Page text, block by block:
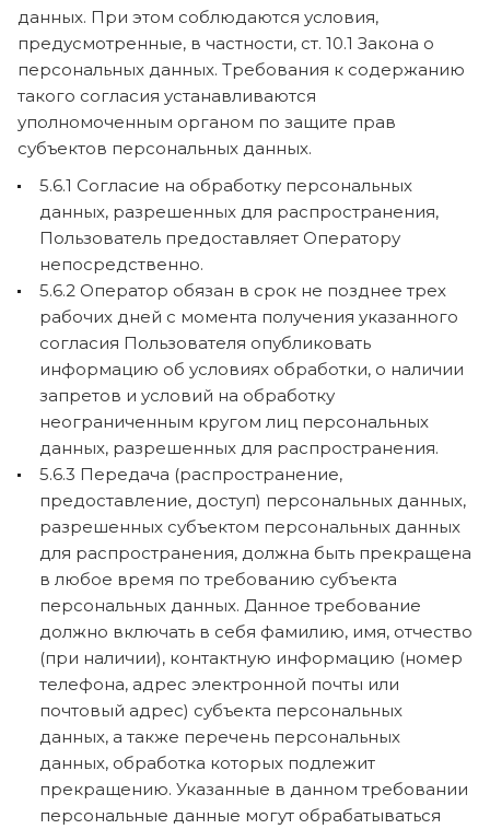
данных. При этом соблюдаются условия,
предусмотренные, в частности, ст. 10.1 Закона о
персональных данных. Требования к содержанию
такого согласия устанавливаются
уполномоченным органом по защите прав
субъектов персональных данных.
5.6.1 Согласие на обработку персональных
данных, разрешенных для распространения,
Пользователь предоставляет Оператору
непосредственно.
5.6.2 Оператор обязан в срок не позднее трех
рабочих дней с момента получения указанного
согласия Пользователя опубликовать
информацию об условиях обработки, о наличии
запретов и условий на обработку
неограниченным кругом лиц персональных
данных, разрешенных для распространения.
5.6.3 Передача (распространение,
предоставление, доступ) персональных данных,
разрешенных субъектом персональных данных
для распространения, должна быть прекращена
в любое время по требованию субъекта
персональных данных. Данное требование
должно включать в себя фамилию, имя, отчество
(при наличии), контактную информацию (номер
телефона, адрес электронной почты или
почтовый адрес) субъекта персональных
данных, а также перечень персональных
данных, обработка которых подлежит
прекращению. Указанные в данном требовании
персональные данные могут обрабатываться